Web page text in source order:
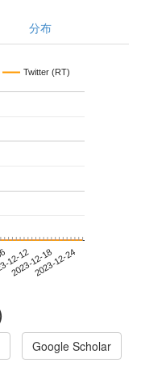
分布
Twitter (RT)
12-12
2023-12-182023-12-24
Google Scholar